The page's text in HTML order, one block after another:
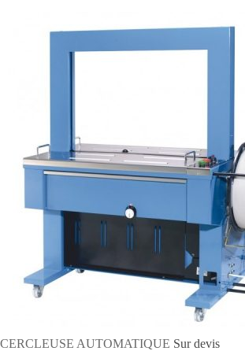
CERCLEUSE AUTOMATIQUE Sur devis